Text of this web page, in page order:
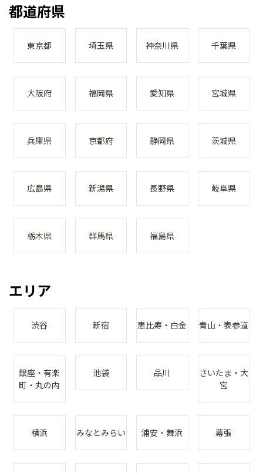
都道府県
東京都 埼玉県 神奈川県 千葉県
大阪府 福岡県 愛知県 宮城県
兵庫県 京都府 静岡県 茨城県
広島県 新潟県 長野県 岐阜県
栃木県 群馬県 福島県
エリア
渋谷 新宿 恵比寿・白金 青山・表参道
銀座・有楽
町・丸の内
池袋 品川
さいたま・大
宮
横浜 みなとみらい 浦安・舞浜 幕張